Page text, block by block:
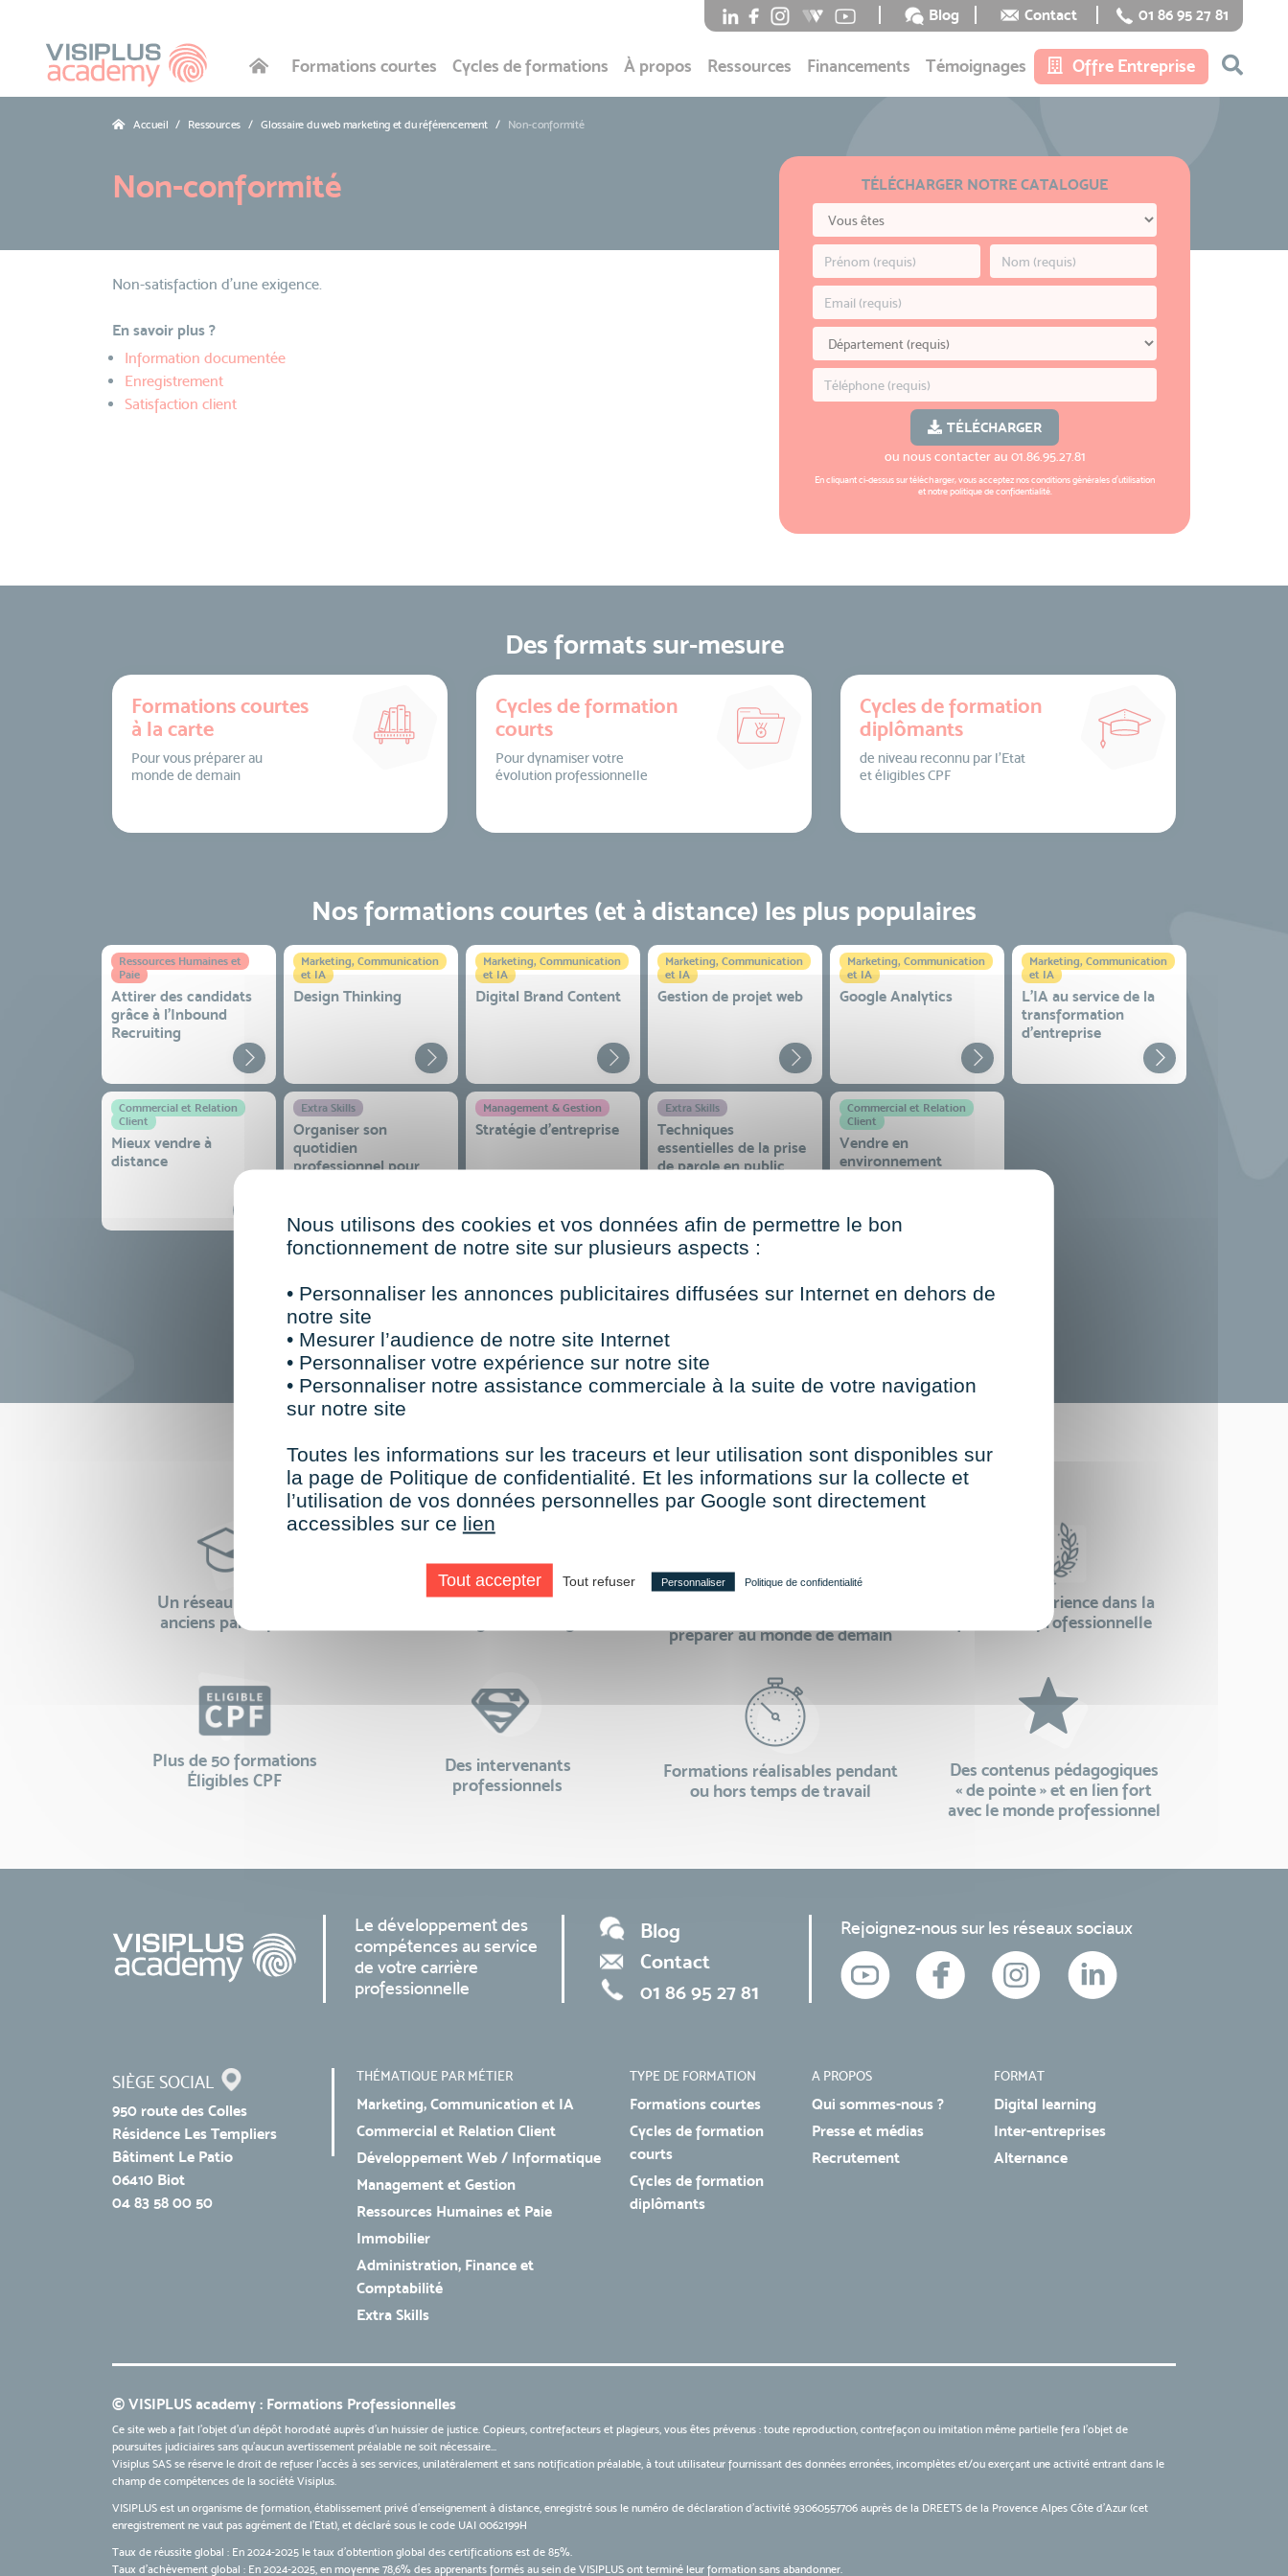
Blog Contact 01 86 95 27 81
Formations courtes Cycles de formations À propos Ressources Financements Témoignages Offre Entreprise
Accueil Ressources Glossaire du web marketing et du référencement Non-conformité
Non-conformité TÉLÉCHARGER NOTRE CATALOGUE
TÉLÉCHARGER
ou nous contacter au 01.86.95.27.81
En cliquant ci-dessus sur télécharger, vous acceptez nosconditions générales d'utilisation
et notrepolitique de confidentialité.
Non-satisfaction d’une exigence.
En savoir plus ?
Information documentée
Enregistrement
Satisfaction client
Des formats sur-mesure
Formations courtes
à la carte
Pour vous préparer au
monde de demain
Cycles de formation
courts
Pour dynamiser votre
évolution professionnelle
Cycles de formation
diplômants
de niveau reconnu par l’Etat
et éligibles CPF
Nos formations courtes (et à distance) les plus populaires
Ressources Humaines et
Paie
Attirer des candidats
grâce à l’Inbound
Recruiting
Marketing, Communication
et IA
Design Thinking
Marketing, Communication
et IA
Digital Brand Content
Marketing, Communication
et IA
Gestion de projet web
Marketing, Communication
et IA
Google Analytics
Marketing, Communication
et IA
L'IA au service de la
transformation
d'entreprise
Commercial et Relation
Client
Mieux vendre à
distance
Extra Skills
Organiser son
quotidien
professionnel pour
Management & Gestion
Stratégie d’entreprise
Extra Skills
Techniques
essentielles de la prise
de parole en public
Commercial et Relation
Client
Vendre en
environnement
TOUTES NOS FORMATIONS COURTES
Faire le choix de VISIPLUS academy c’est
Un réseau de 22 000
anciens participants
100% des formations réalisables
préparer au monde de demain
24 ans d'expérience dans la
formation professionnelle
Plus de 50 formations
Éligibles CPF
Des intervenants
professionnels
Formations réalisables pendant
ou hors temps de travail
Des contenus pédagogiques
« de pointe » et en lien fort
avec le monde professionnel
Le développement des
compétences au service
de votre carrière
professionnelle
Blog
Contact
01 86 95 27 81
Rejoignez-nous sur les réseaux sociaux
SIÈGE SOCIAL
950 route des Colles
Résidence Les Templiers
Bâtiment Le Patio
06410 Biot
04 83 58 00 50
THÉMATIQUE PAR MÉTIER
Marketing, Communication et IA
Commercial et Relation Client
Développement Web / Informatique
Management et Gestion
Ressources Humaines et Paie
Immobilier
Administration, Finance et
Comptabilité
Extra Skills
TYPE DE FORMATION
Formations courtes
Cycles de formation
courts
Cycles de formation
diplômants
A PROPOS
Qui sommes-nous ?
Presse et médias
Recrutement
FORMAT
Digital learning
Inter-entreprises
Alternance
© VISIPLUS academy : Formations Professionnelles
Ce site web a fait l'objet d'un dépôt horodaté auprès d'un huissier de justice. Copieurs, contrefacteurs et plagieurs, vous êtes prévenus : toute reproduction, contrefaçon ou imitation même partielle fera l'objet de
poursuites judiciaires sans qu’aucun avertissement préalable ne soit nécessaire...
Visiplus SAS se réserve le droit de refuser l'accès à ses services, unilatéralement et sans notification préalable, à tout utilisateur fournissant des données erronées, incomplètes et/ou exerçant une activité entrant dans le
champ de compétences de la société Visiplus.
VISIPLUS est un organisme de formation, établissement privé d’enseignement à distance, enregistré sous le numéro de déclaration d’activité 93060557706 auprès de la DREETS de la Provence Alpes Côte d’Azur (cet
enregistrement ne vaut pas agrément de l’Etat), et déclaré sous le code UAI 0062199H
Taux de réussite global : En 2024-2025 le taux d'obtention global des certifications est de 85%.
Taux d’achèvement global : En 2024-2025, en moyenne 78,6% des apprenants formés au sein de VISIPLUS ont terminé leur formation sans abandonner.
Nous utilisons des cookies et vos données afin de permettre le bon
fonctionnement de notre site sur plusieurs aspects :
• Personnaliser les annonces publicitaires diffusées sur Internet en dehors de
notre site
• Mesurer l’audience de notre site Internet
• Personnaliser votre expérience sur notre site
• Personnaliser notre assistance commerciale à la suite de votre navigation
sur notre site
Toutes les informations sur les traceurs et leur utilisation sont disponibles sur
la page de Politique de confidentialité. Et les informations sur la collecte et
l’utilisation de vos données personnelles par Google sont directement
accessibles sur ce lien
Tout accepter Tout refuser Personnaliser Politique de confidentialité